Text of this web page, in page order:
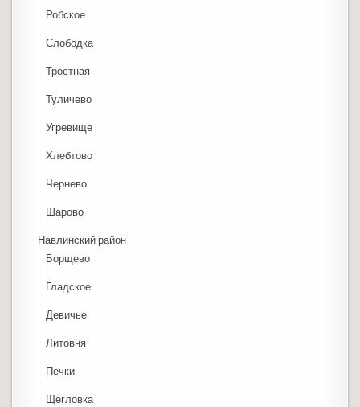
Робское
Слободка
Тростная
Туличево
Угревище
Хлебтово
Чернево
Шарово
Навлинский район
Борщево
Гладское
Девичье
Литовня
Печки
Щегловка